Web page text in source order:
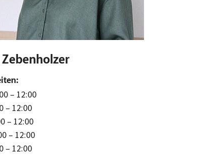
– 12:00
– 12:00
– 12:00
– 12:00
– 12:00